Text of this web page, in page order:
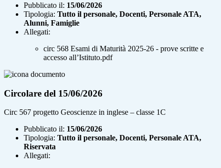
Pubblicato il: 15/06/2026
Tipologia: Tutto il personale, Docenti, Personale ATA,
Alunni, Famiglie
Allegati:
circ 568 Esami di Maturità 2025-26 - prove scritte e
accesso all’Istituto.pdf
Circolare del 15/06/2026
Circ 567 progetto Geoscienze in inglese – classe 1C
Pubblicato il: 15/06/2026
Tipologia: Tutto il personale, Docenti, Personale ATA,
Riservata
Allegati: